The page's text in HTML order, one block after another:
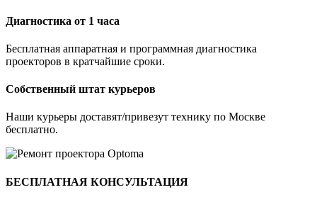
Диагностика от 1 часа
Бесплатная аппаратная и программная диагностика
проекторов в кратчайшие сроки.
Собственный штат курьеров
Наши курьеры доставят/привезут технику по Москве
бесплатно.
БЕСПЛАТНАЯ КОНСУЛЬТАЦИЯ